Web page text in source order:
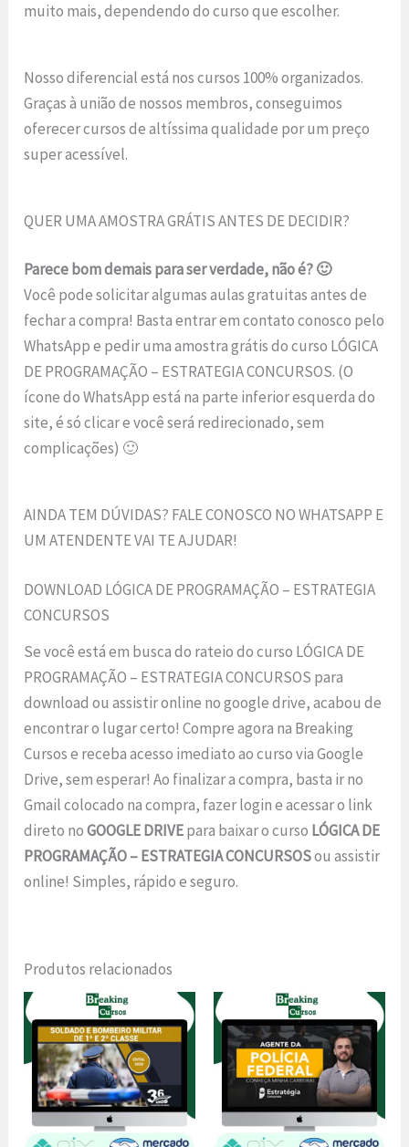
muito mais, dependendo do curso que escolher.
Nosso diferencial está nos cursos 100% organizados.
Graças à união de nossos membros, conseguimos
oferecer cursos de altíssima qualidade por um preço
super acessível.
QUER UMA AMOSTRA GRÁTIS ANTES DE DECIDIR?
Parece bom demais para ser verdade, não é? 🙂
Você pode solicitar algumas aulas gratuitas antes de
fechar a compra! Basta entrar em contato conosco pelo
WhatsApp e pedir uma amostra grátis do curso LÓGICA
DE PROGRAMAÇÃO – ESTRATEGIA CONCURSOS. (O
ícone do WhatsApp está na parte inferior esquerda do
site, é só clicar e você será redirecionado, sem
complicações) 🙂
AINDA TEM DÚVIDAS? FALE CONOSCO NO WHATSAPP E
UM ATENDENTE VAI TE AJUDAR!
DOWNLOAD LÓGICA DE PROGRAMAÇÃO – ESTRATEGIA
CONCURSOS
Se você está em busca do rateio do curso LÓGICA DE
PROGRAMAÇÃO – ESTRATEGIA CONCURSOS para
download ou assistir online no google drive, acabou de
encontrar o lugar certo! Compre agora na Breaking
Cursos e receba acesso imediato ao curso via Google
Drive, sem esperar! Ao finalizar a compra, basta ir no
Gmail colocado na compra, fazer login e acessar o link
direto noGOOGLE DRIVEpara baixar o curso LÓGICA DE
PROGRAMAÇÃO – ESTRATEGIA CONCURSOSou assistir
online! Simples, rápido e seguro.
Produtos relacionados